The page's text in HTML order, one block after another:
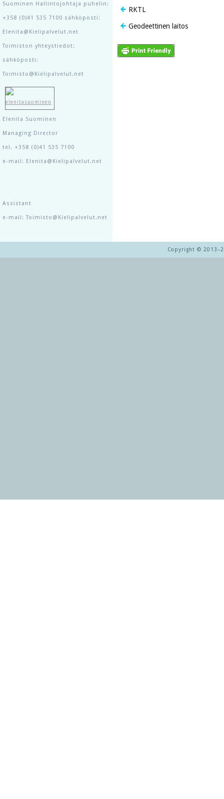
Suominen Hallintojohtaja puhelin:
+358 (0)41 535 7100 sähköposti:
Elenita@Kielipalvelut.net
Toimiston yhteystiedot:
sähköposti:
Toimisto@Kielipalvelut.net
Elenita Suominen
Managing Director
tel. +358 (0)41 535 7100
e-mail: Elenita@Kielipalvelut.net
Assistant
e-mail: Toimisto@Kielipalvelut.net
RKTL
Geodeettinen laitos
Copyright ©